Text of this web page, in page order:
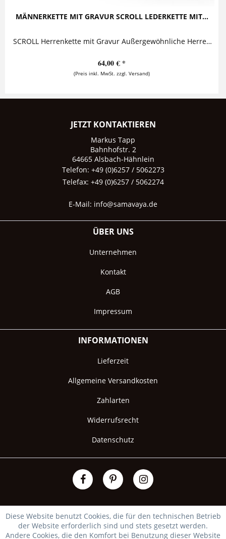
MÄNNERKETTE MIT GRAVUR SCROLL LEDERKETTE MIT...
SCROLL Herrenkette mit Gravur Außergewöhnliche Herrenkette bestehend aus einer Schriftrolle aus 925 Sterling Silber und einer Kette aus...
64,00 € *
(Preis inkl. MwSt. zzgl. Versand)
JETZT KONTAKTIEREN
Markus Tapp
Bahnhofstr. 2
64665 Alsbach-Hähnlein
Telefon: +49 (0)6257 / 5062273
Telefax: +49 (0)6257 / 5062274
E-Mail: info@samavaya.de
ÜBER UNS
Unternehmen
Kontakt
AGB
Impressum
INFORMATIONEN
Lieferzeit
Allgemeine Versandkosten
Zahlarten
Widerrufsrecht
Datenschutz
Diese Website benutzt Cookies, die für den technischen Betrieb
der Website erforderlich sind und stets gesetzt werden.
Andere Cookies, die den Komfort bei Benutzung dieser Website